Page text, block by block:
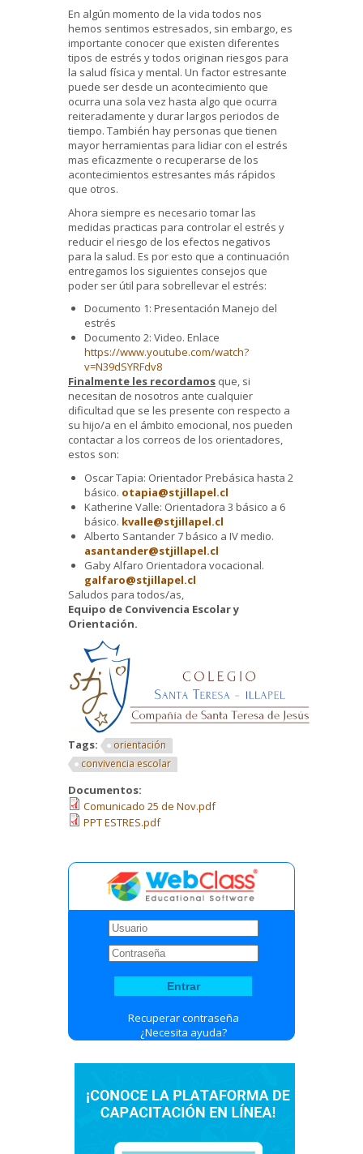
En algún momento de la vida todos nos
hemos sentimos estresados, sin embargo, es
importante conocer que existen diferentes
tipos de estrés y todos originan riesgos para
la salud física y mental. Un factor estresante
puede ser desde un acontecimiento que
ocurra una sola vez hasta algo que ocurra
reiteradamente y durar largos periodos de
tiempo. También hay personas que tienen
mayor herramientas para lidiar con el estrés
mas eficazmente o recuperarse de los
acontecimientos estresantes más rápidos
que otros.
Ahora siempre es necesario tomar las
medidas practicas para controlar el estrés y
reducir el riesgo de los efectos negativos
para la salud. Es por esto que a continuación
entregamos los siguientes consejos que
poder ser útil para sobrellevar el estrés:
Documento 1: Presentación Manejo del
estrés
Documento 2: Video. Enlace
https://www.youtube.com/watch?
v=N39dSYRFdv8
Finalmente les recordamos que, si
necesitan de nosotros ante cualquier
dificultad que se les presente con respecto a
su hijo/a en el ámbito emocional, nos pueden
contactar a los correos de los orientadores,
estos son:
Oscar Tapia: Orientador Prebásica hasta 2
básico. otapia@stjillapel.cl
Katherine Valle: Orientadora 3 básico a 6
básico. kvalle@stjillapel.cl
Alberto Santander 7 básico a IV medio.
asantander@stjillapel.cl
Gaby Alfaro Orientadora vocacional.
galfaro@stjillapel.cl
Saludos para todos/as,
Equipo de Convivencia Escolar y
Orientación.
Tags:
orientación
convivencia escolar
Documentos:
Comunicado 25 de Nov.pdf
PPT ESTRES.pdf
Recuperar contraseña
¿Necesita ayuda?